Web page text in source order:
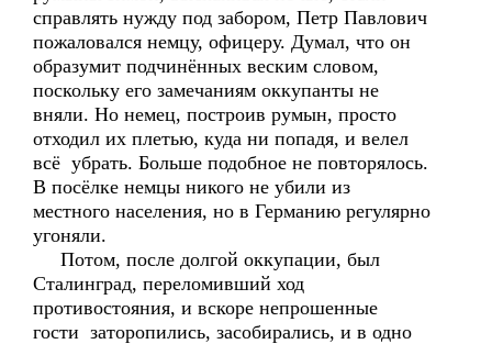
справлять нужду под забором, Петр Павлович
пожаловался немцу, офицеру. Думал, что он
образумит подчинённых веским словом,
поскольку его замечаниям оккупанты не
вняли. Но немец, построив румын, просто
отходил их плетью, куда ни попадя, и велел
всё убрать. Больше подобное не повторялось.
В посёлке немцы никого не убили из
местного населения, но в Германию регулярно
угоняли.
Потом, после долгой оккупации, был
Сталинград, переломивший ход
противостояния, и вскоре непрошенные
гости заторопились, засобирались, и в одно